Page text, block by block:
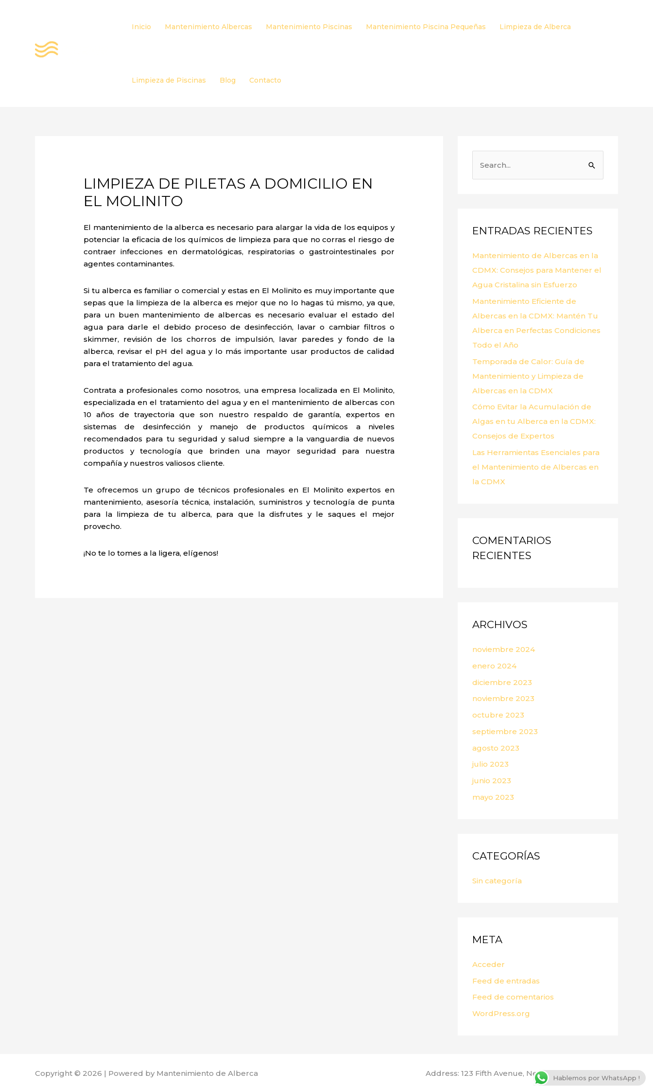
Inicio Mantenimiento Albercas Mantenimiento Piscinas Mantenimiento Piscina Pequeñas Limpieza de Alberca
Limpieza de Piscinas Blog Contacto
LIMPIEZA DE PILETAS A DOMICILIO EN
EL MOLINITO
El mantenimiento de la alberca es necesario para alargar la vida de los equipos y
potenciar la eficacia de los químicos de limpieza para que no corras el riesgo de
contraer infecciones en dermatológicas, respiratorias o gastrointestinales por
agentes contaminantes.
Si tu alberca es familiar o comercial y estas en El Molinito es muy importante que
sepas que la limpieza de la alberca es mejor que no lo hagas tú mismo, ya que,
para un buen mantenimiento de albercas es necesario evaluar el estado del
agua para darle el debido proceso de desinfección, lavar o cambiar filtros o
skimmer, revisión de los chorros de impulsión, lavar paredes y fondo de la
alberca, revisar el pH del agua y lo más importante usar productos de calidad
para el tratamiento del agua.
Contrata a profesionales como nosotros, una empresa localizada en El Molinito,
especializada en el tratamiento del agua y en el mantenimiento de albercas con
10 años de trayectoria que son nuestro respaldo de garantía, expertos en
sistemas de desinfección y manejo de productos químicos a niveles
recomendados para tu seguridad y salud siempre a la vanguardia de nuevos
productos y tecnología que brinden una mayor seguridad para nuestra
compañía y nuestros valiosos cliente.
Te ofrecemos un grupo de técnicos profesionales en El Molinito expertos en
mantenimiento, asesoría técnica, instalación, suministros y tecnología de punta
para la limpieza de tu alberca, para que la disfrutes y le saques el mejor
provecho.
¡No te lo tomes a la ligera, elígenos!
r
o
r
:
ENTRADAS RECIENTES
Mantenimiento de Albercas en la
CDMX: Consejos para Mantener el
Agua Cristalina sin Esfuerzo
Mantenimiento Eficiente de
Albercas en la CDMX: Mantén Tu
Alberca en Perfectas Condiciones
Todo el Año
Temporada de Calor: Guía de
Mantenimiento y Limpieza de
Albercas en la CDMX
Cómo Evitar la Acumulación de
Algas en tu Alberca en la CDMX:
Consejos de Expertos
Las Herramientas Esenciales para
el Mantenimiento de Albercas en
la CDMX
COMENTARIOS
RECIENTES
ARCHIVOS
noviembre 2024
enero 2024
diciembre 2023
noviembre 2023
octubre 2023
septiembre 2023
agosto 2023
julio 2023
junio 2023
mayo 2023
CATEGORÍAS
Sin categoría
META
Acceder
Feed de entradas
Feed de comentarios
WordPress.org
Copyright © 2026 | Powered by Mantenimiento de Alberca Address: 123 Fifth Avenue, New York, NY 10160, USA
Hablemos por WhatsApp !